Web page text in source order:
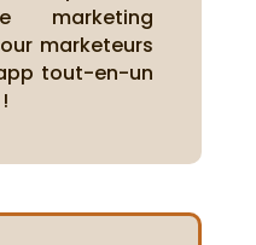
marketing
marketeurs
tout-en-un